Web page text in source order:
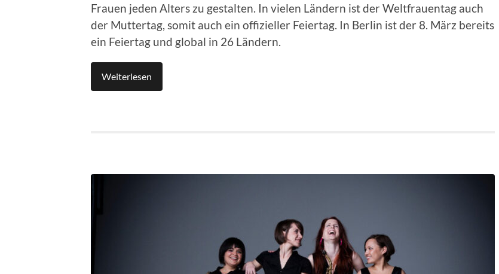
Frauen jeden Alters zu gestalten. In vielen Ländern ist der Weltfrauentag auch
der Muttertag, somit auch ein offizieller Feiertag. In Berlin ist der 8. März bereits
ein Feiertag und global in 26 Ländern.
Weiterlesen